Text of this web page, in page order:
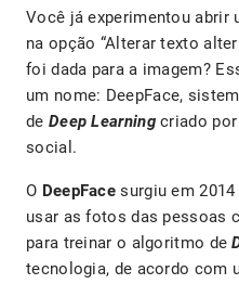
Você já experimentou abrir
na opção “Alterar texto
foi dada para a imagem?
um nome: DeepFace,
de Deep Learningcriado por
social.
O DeepFace surgiu em
usar as fotos das pessoas
para treinar o algoritmo de
tecnologia, de acordo com